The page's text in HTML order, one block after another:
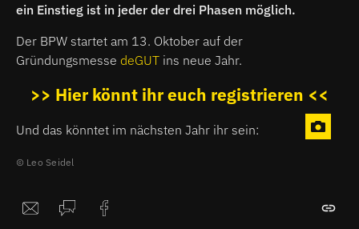
ein Einstieg ist in jeder der drei Phasen möglich.
Der BPW startet am 13. Oktober auf der
Gründungsmesse deGUT ins neue Jahr.
>> Hier könnt ihr euch registrieren <<
Und das könntet im nächsten Jahr ihr sein:
Leo Seidel